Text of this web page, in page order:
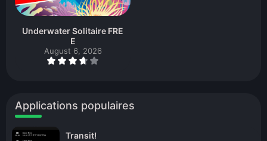
Underwater Solitaire FRE
E
August 6, 2026
Applications populaires
Transit!